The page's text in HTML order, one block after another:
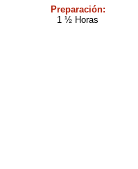
Preparación:
1 ½ Horas